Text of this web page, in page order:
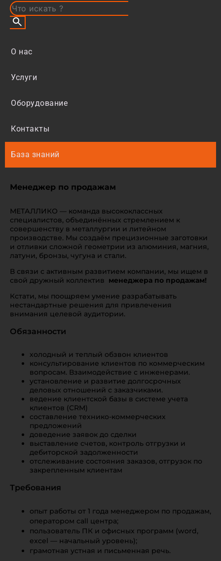
О нас
Услуги
Оборудование
Контакты
База знаний
Менеджер по продажам
МЕТАЛЛИКО — команда высококлассных
специалистов, объединённых стремлением к
совершенству в металлургии и литейном
производстве. Мы создаём прецизионные заготовки
и отливки сложной геометрии из алюминия, магния,
латуни, бронзы, чугуна и стали.
В связи с активным развитием компании, мы ищем в
свой дружный коллектив менеджера по продажам!
Кстати, мы поощряем умение разрабатывать
нестандартные решения для привлечения
внимания целевой аудитории.
Обязанности
холодный и теплый обзвон клиентов
консультирование клиентов по коммерческим
вопросам. Взаимодействие с инженерами.
установление и развитие долгосрочных
деловых отношений с заказчиками.
ведение клиентской базы в системе учета
клиентов (CRM)
составление технико-коммерческих
предложений
доведение заявок до сделки
выставление счетов, контроль отгрузки и
дебиторской задолженности
отслеживание состояния заказов, отгрузок по
закрепленным клиентам
Требования
опыт работы от 1 года менеджером по продажам,
оператором call центра;
пользователь ПК и офисных программ (word,
excel — начальный уровень);
грамотная устная и письменная речь.